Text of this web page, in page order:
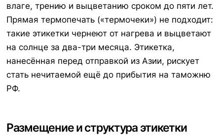
влаге, трению и выцветанию сроком до пяти лет.
Прямая термопечать («термочеки») не подходит:
такие этикетки чернеют от нагрева и выцветают
на солнце за два-три месяца. Этикетка,
нанесённая перед отправкой из Азии, рискует
стать нечитаемой ещё до прибытия на таможню
РФ.
Размещение и структура этикетки